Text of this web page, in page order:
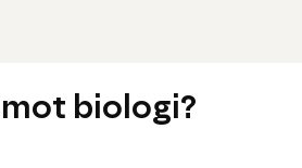
biologi?